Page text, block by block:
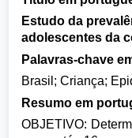
Estudo da
adolescentes da
Palavras-chave
Brasil; Criança;
Resumo em
OBJETIVO: